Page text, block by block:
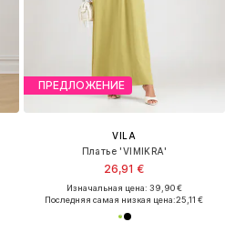
ПРЕДЛОЖЕНИЕ
VILA
Платье 'VIMIKRA'
26,91 €
Изначальная цена: 39,90 €
Последняя самая низкая цена:25,11 €